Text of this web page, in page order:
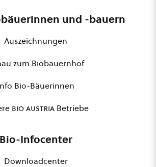
und -bauern
Auszeichnungen
zum Biobauernhof
Bio-Bäuerinnen
bio austria Betriebe
Bio-Infocenter
Downloadcenter